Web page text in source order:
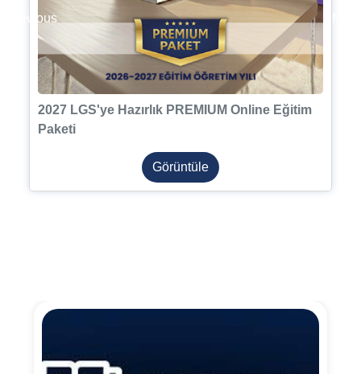
Previous
2027 LGS'ye Hazırlık PREMIUM Online Eğitim
Paketi
Görüntüle